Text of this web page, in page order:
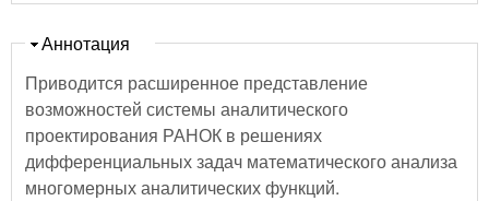
Скрыть
Аннотация
Приводится расширенное представление
возможностей системы аналитического
проектирования РАНОК в решениях
дифференциальных задач математического анализа
многомерных аналитических функций.